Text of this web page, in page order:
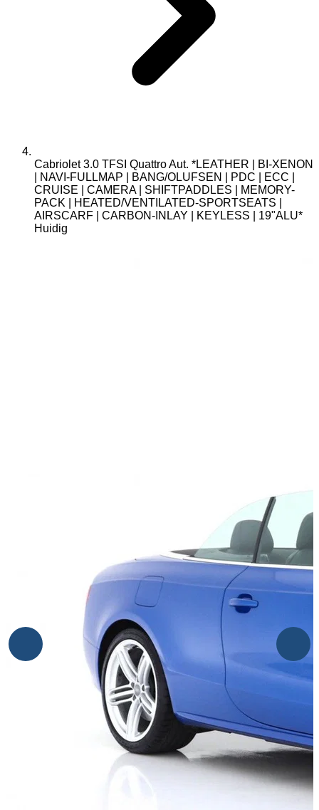
Cabriolet 3.0 TFSI Quattro Aut. *LEATHER | BI-XENON
| NAVI-FULLMAP | BANG/OLUFSEN | PDC | ECC |
CRUISE | CAMERA | SHIFTPADDLES | MEMORY-
PACK | HEATED/VENTILATED-SPORTSEATS |
AIRSCARF | CARBON-INLAY | KEYLESS | 19"ALU*
Huidig